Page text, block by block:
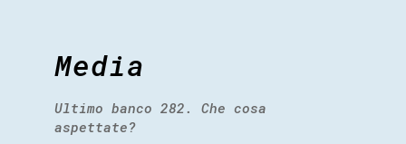
Media
Ultimo banco 282. Che cosa
aspettate?